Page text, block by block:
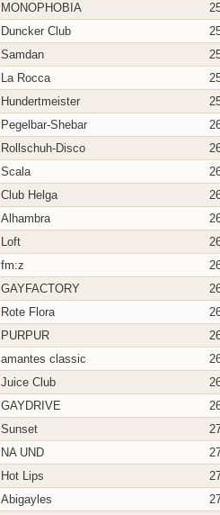
MONOPHOBIA
Duncker Club
Samdan
La Rocca
Hundertmeister
Pegelbar-Shebar
Rollschuh-Disco
Scala
Club Helga
Alhambra
Loft
fm:z
GAYFACTORY
Rote Flora
PURPUR
amantes classic
Juice Club
GAYDRIVE
Sunset
NA UND
Hot Lips
Abigayles